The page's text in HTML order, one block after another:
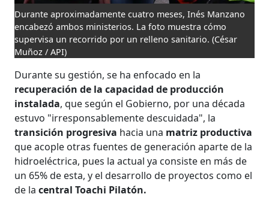
Durante aproximadamente cuatro meses, Inés Manzano
encabezó ambos ministerios. La foto muestra cómo
supervisa un recorrido por un relleno sanitario. (César
Muñoz / API)
Durante su gestión, se ha enfocado en la
recuperación de la capacidad de producción
instalada, que según el Gobierno, por una década
estuvo "irresponsablemente descuidada", la
transición progresiva hacia una matriz productiva
que acople otras fuentes de generación aparte de la
hidroeléctrica, pues la actual ya consiste en más de
un 65% de esta, y el desarrollo de proyectos como el
de lacentral Toachi Pilatón.